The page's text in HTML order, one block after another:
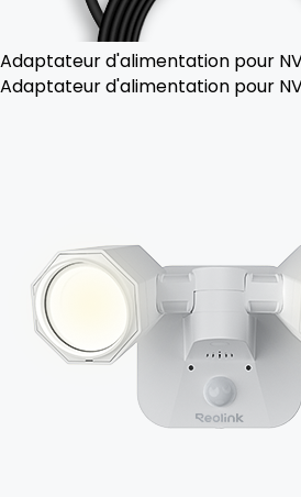
Adaptateur d'alimentation pour
Adaptateur d'alimentation pour